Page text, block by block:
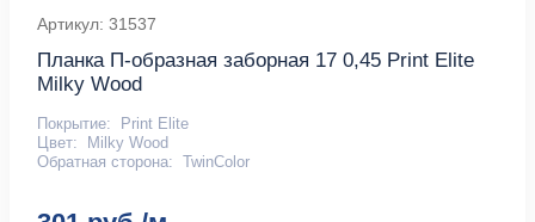
Артикул: 31537
Планка П-образная заборная 17 0,45 Print Elite
Milky Wood
Покрытие:
Print Elite
Цвет:
Milky Wood
Обратная сторона: TwinColor